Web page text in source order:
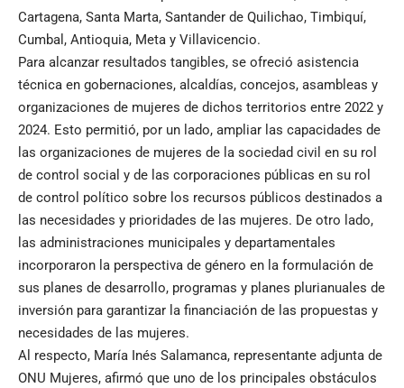
Cartagena, Santa Marta, Santander de Quilichao, Timbiquí,
Cumbal, Antioquia, Meta y Villavicencio.
Para alcanzar resultados tangibles, se ofreció asistencia
técnica en gobernaciones, alcaldías, concejos, asambleas y
organizaciones de mujeres de dichos territorios entre 2022 y
2024. Esto permitió, por un lado, ampliar las capacidades de
las organizaciones de mujeres de la sociedad civil en su rol
de control social y de las corporaciones públicas en su rol
de control político sobre los recursos públicos destinados a
las necesidades y prioridades de las mujeres. De otro lado,
las administraciones municipales y departamentales
incorporaron la perspectiva de género en la formulación de
sus planes de desarrollo, programas y planes plurianuales de
inversión para garantizar la financiación de las propuestas y
necesidades de las mujeres.
Al respecto, María Inés Salamanca, representante adjunta de
ONU Mujeres, afirmó que uno de los principales obstáculos